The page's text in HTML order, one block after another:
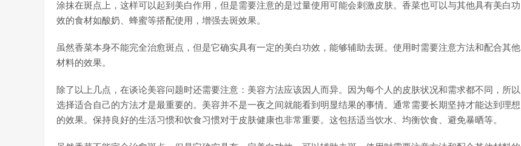
涂抹在斑点上，这样可以起到美白作用，但是需要注意的是过量使用可能会刺激皮肤。香菜也可以与其他具有美白功
效的食材如酸奶、蜂蜜等搭配使用，增强去斑效果。
虽然香菜本身不能完全治愈斑点，但是它确实具有一定的美白功效，能够辅助去斑。使用时需要注意方法和配合其他
材料的效果。
除了以上几点，在谈论美容问题时还需要注意：美容方法应该因人而异。因为每个人的皮肤状况和需求都不同，所以
选择适合自己的方法才是最重要的。美容并不是一夜之间就能看到明显结果的事情。通常需要长期坚持才能达到理想
的效果。保持良好的生活习惯和饮食习惯对于皮肤健康也非常重要。这包括适当饮水、均衡饮食、避免暴晒等。